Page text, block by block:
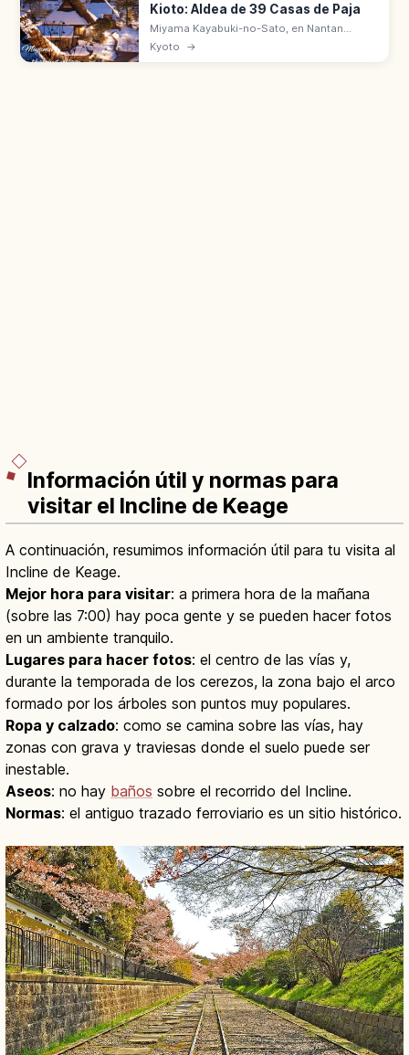
Kioto: Aldea de 39 Casas de Paja
Miyama Kayabuki-no-Sato, en Nantan
(Kioto), conserva 39 casas tradicionales
con techo de paja. Estilo Kitayama, Distrito
Kyoto →
Información útil y normas para
visitar el Incline de Keage
A continuación, resumimos información útil para tu visita al
Incline de Keage.
Mejor hora para visitar: a primera hora de la mañana
(sobre las 7:00) hay poca gente y se pueden hacer fotos
en un ambiente tranquilo.
Lugares para hacer fotos: el centro de las vías y,
durante la temporada de los cerezos, la zona bajo el arco
formado por los árboles son puntos muy populares.
Ropa y calzado: como se camina sobre las vías, hay
zonas con grava y traviesas donde el suelo puede ser
inestable.
Aseos: no hay baños sobre el recorrido del Incline.
Normas: el antiguo trazado ferroviario es un sitio histórico.